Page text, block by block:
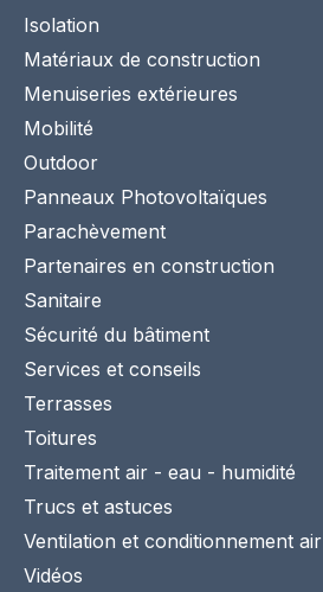
Isolation
Matériaux de construction
Menuiseries extérieures
Mobilité
Outdoor
Panneaux Photovoltaïques
Parachèvement
Partenaires en construction
Sanitaire
Sécurité du bâtiment
Services et conseils
Terrasses
Toitures
Traitement air - eau - humidité
Trucs et astuces
Ventilation et conditionnement air
Vidéos